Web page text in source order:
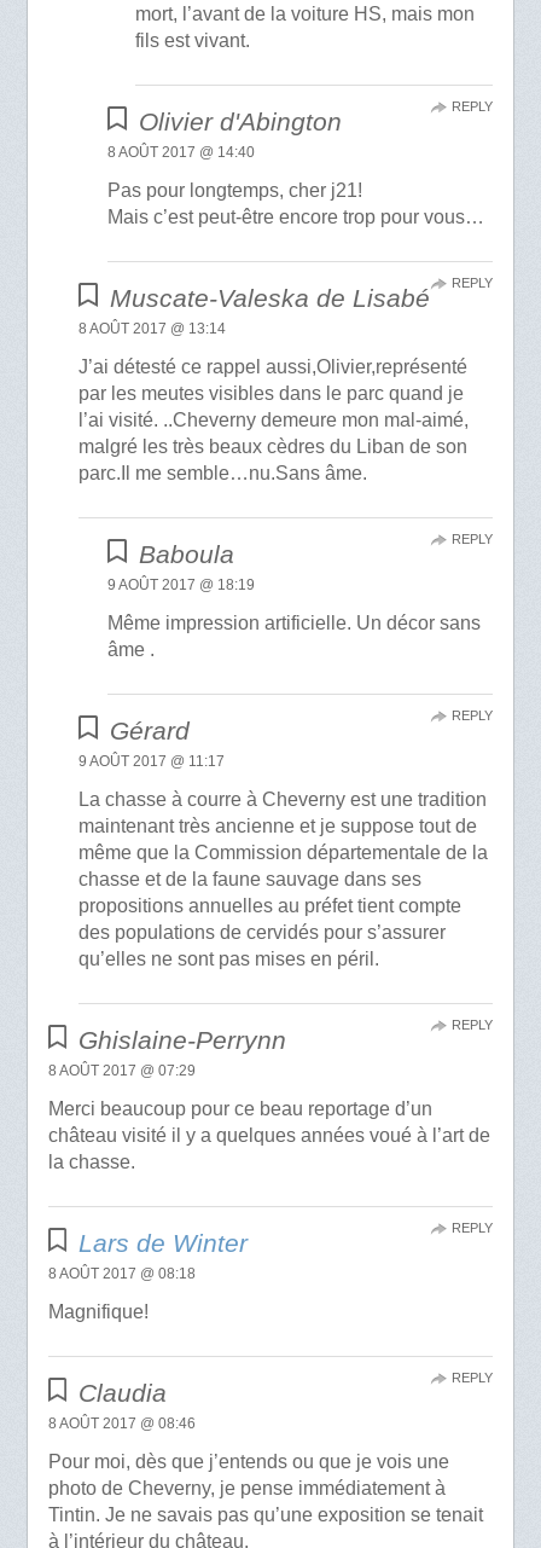
mort, l’avant de la voiture HS, mais mon
fils est vivant.
Olivier d'Abington
8 AOÛT 2017 @ 14:40
Pas pour longtemps, cher j21!
Mais c’est peut-être encore trop pour vous…
REPLY
Muscate-Valeska de Lisabé
8 AOÛT 2017 @ 13:14
J’ai détesté ce rappel aussi,Olivier,représenté
par les meutes visibles dans le parc quand je
l’ai visité. ..Cheverny demeure mon mal-aimé,
malgré les très beaux cèdres du Liban de son
parc.Il me semble…nu.Sans âme.
REPLY
Baboula
9 AOÛT 2017 @ 18:19
Même impression artificielle. Un décor sans
âme .
REPLY
Gérard
9 AOÛT 2017 @ 11:17
La chasse à courre à Cheverny est une tradition
maintenant très ancienne et je suppose tout de
même que la Commission départementale de la
chasse et de la faune sauvage dans ses
propositions annuelles au préfet tient compte
des populations de cervidés pour s’assurer
qu’elles ne sont pas mises en péril.
REPLY
Ghislaine-Perrynn
8 AOÛT 2017 @ 07:29
Merci beaucoup pour ce beau reportage d’un
château visité il y a quelques années voué à l’art de
la chasse.
REPLY
Lars de Winter
8 AOÛT 2017 @ 08:18
Magnifique!
REPLY
Claudia
8 AOÛT 2017 @ 08:46
Pour moi, dès que j’entends ou que je vois une
photo de Cheverny, je pense immédiatement à
Tintin. Je ne savais pas qu’une exposition se tenait
à l’intérieur du château.
REPLY